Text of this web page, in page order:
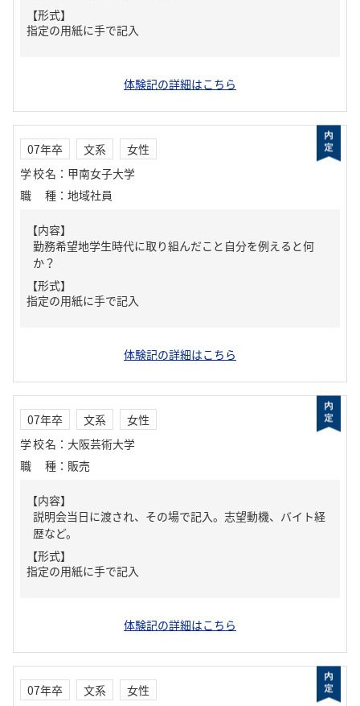
【形式】
指定の用紙に手で記入
体験記の詳細はこちら
07年卒 文系
女性
学校名 ： 甲南女子大学
職種 ： 地域社員
【内容】
勤務希望地学生時代に取り組んだこと自分を例えると何
か？
【形式】
指定の用紙に手で記入
体験記の詳細はこちら
07年卒 文系
女性
学校名 ： 大阪芸術大学
職種 ： 販売
【内容】
説明会当日に渡され、その場で記入。志望動機、バイト経
歴など。
【形式】
指定の用紙に手で記入
体験記の詳細はこちら
07年卒 文系 女性